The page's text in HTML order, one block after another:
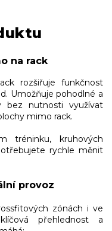
na rack
rozšiřuje funkčnost
Umožňuje pohodlné a
bez nutnosti využívat
mimo rack.
tréninku, kruhových
rychle měnit
provoz
zónách i ve
přehlednost a